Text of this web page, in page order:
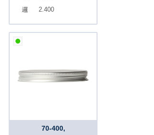
2.400
70-400,